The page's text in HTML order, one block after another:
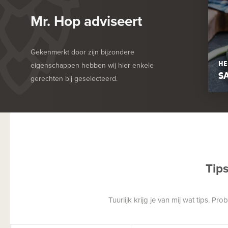
Mr. Hop adviseert
Gekenmerkt door zijn bijzondere
eigenschappen hebben wij hier enkele
gerechten bij geselecteerd.
Tuurlijk krijg je van mij wat tips.